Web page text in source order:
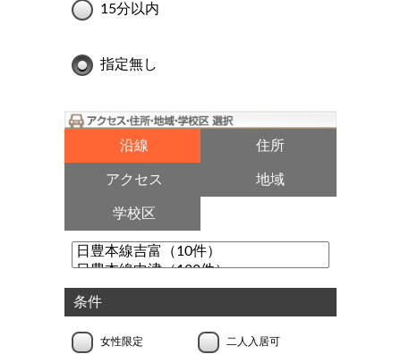
15分以内
指定無し
沿線 住所
アクセス 地域
学校区
条件
女性限定 二人入居可